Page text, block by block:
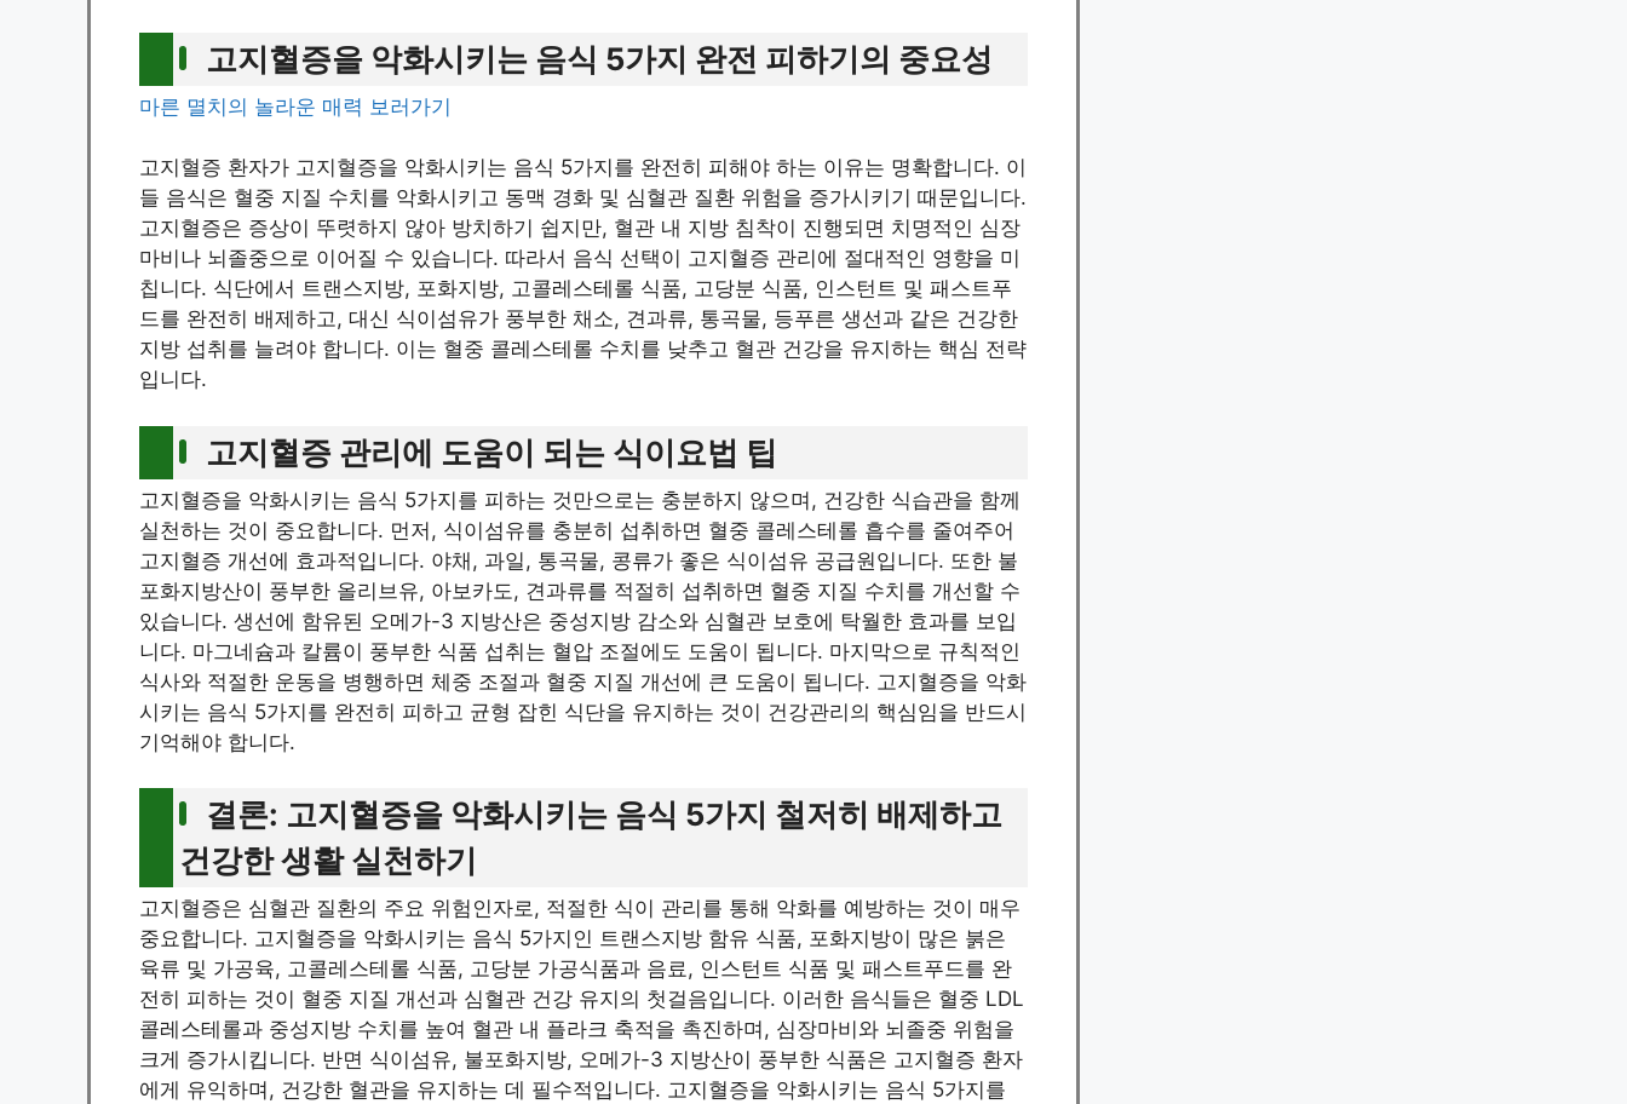
고지혈증을 악화시키는 음식 5가지 완전 피하기의 중요성
마른 멸치의 놀라운 매력 보러가기
고지혈증 환자가 고지혈증을 악화시키는 음식 5가지를 완전히 피해야 하는 이유는 명확합니다. 이
들 음식은 혈중 지질 수치를 악화시키고 동맥 경화 및 심혈관 질환 위험을 증가시키기 때문입니다.
고지혈증은 증상이 뚜렷하지 않아 방치하기 쉽지만, 혈관 내 지방 침착이 진행되면 치명적인 심장
마비나 뇌졸중으로 이어질 수 있습니다. 따라서 음식 선택이 고지혈증 관리에 절대적인 영향을 미
칩니다. 식단에서 트랜스지방, 포화지방, 고콜레스테롤 식품, 고당분 식품, 인스턴트 및 패스트푸
드를 완전히 배제하고, 대신 식이섬유가 풍부한 채소, 견과류, 통곡물, 등푸른 생선과 같은 건강한
지방 섭취를 늘려야 합니다. 이는 혈중 콜레스테롤 수치를 낮추고 혈관 건강을 유지하는 핵심 전략
입니다.
고지혈증 관리에 도움이 되는 식이요법 팁
고지혈증을 악화시키는 음식 5가지를 피하는 것만으로는 충분하지 않으며, 건강한 식습관을 함께
실천하는 것이 중요합니다. 먼저, 식이섬유를 충분히 섭취하면 혈중 콜레스테롤 흡수를 줄여주어
고지혈증 개선에 효과적입니다. 야채, 과일, 통곡물, 콩류가 좋은 식이섬유 공급원입니다. 또한 불
포화지방산이 풍부한 올리브유, 아보카도, 견과류를 적절히 섭취하면 혈중 지질 수치를 개선할 수
있습니다. 생선에 함유된 오메가-3 지방산은 중성지방 감소와 심혈관 보호에 탁월한 효과를 보입
니다. 마그네슘과 칼륨이 풍부한 식품 섭취는 혈압 조절에도 도움이 됩니다. 마지막으로 규칙적인
식사와 적절한 운동을 병행하면 체중 조절과 혈중 지질 개선에 큰 도움이 됩니다. 고지혈증을 악화
시키는 음식 5가지를 완전히 피하고 균형 잡힌 식단을 유지하는 것이 건강관리의 핵심임을 반드시
기억해야 합니다.
결론: 고지혈증을 악화시키는 음식 5가지 철저히 배제하고
건강한 생활 실천하기
고지혈증은 심혈관 질환의 주요 위험인자로, 적절한 식이 관리를 통해 악화를 예방하는 것이 매우
중요합니다. 고지혈증을 악화시키는 음식 5가지인 트랜스지방 함유 식품, 포화지방이 많은 붉은
육류 및 가공육, 고콜레스테롤 식품, 고당분 가공식품과 음료, 인스턴트 식품 및 패스트푸드를 완
전히 피하는 것이 혈중 지질 개선과 심혈관 건강 유지의 첫걸음입니다. 이러한 음식들은 혈중 LDL
콜레스테롤과 중성지방 수치를 높여 혈관 내 플라크 축적을 촉진하며, 심장마비와 뇌졸중 위험을
크게 증가시킵니다. 반면 식이섬유, 불포화지방, 오메가-3 지방산이 풍부한 식품은 고지혈증 환자
에게 유익하며, 건강한 혈관을 유지하는 데 필수적입니다. 고지혈증을 악화시키는 음식 5가지를